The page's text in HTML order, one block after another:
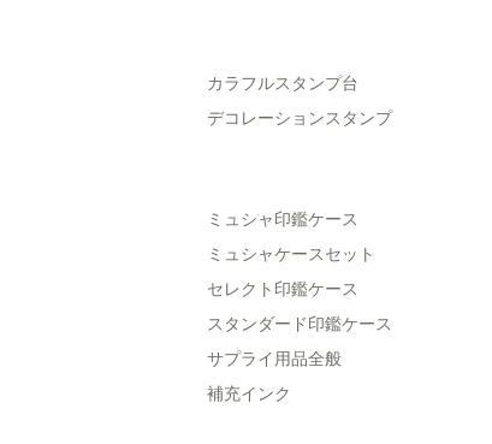
カラフルスタンプ台
デコレーションスタンプ
ミュシャ印鑑ケース
ミュシャケースセット
セレクト印鑑ケース
スタンダード印鑑ケース
サプライ用品全般
補充インク